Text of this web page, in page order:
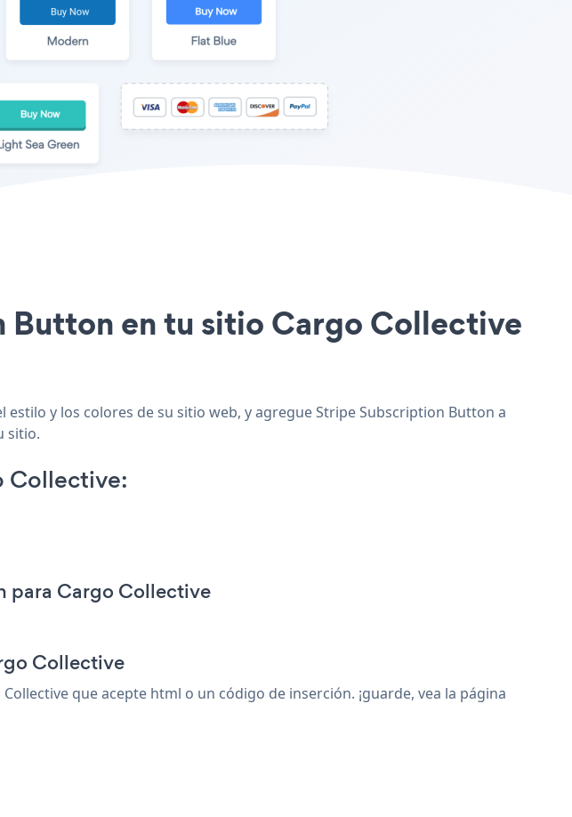
en tu sitio Cargo Collective
y los colores de su sitio web, y agregue Stripe Subscription Button a
sitio.
Collective:
para Cargo Collective
Collective
que acepte html o un código de inserción. ¡guarde, vea la página